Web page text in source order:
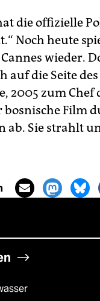
die offizielle
Noch heute
wieder.
auf die Seite
2005 zum
Film
ab. Sie strahlt